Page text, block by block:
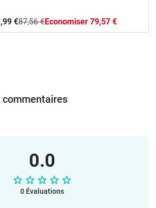
pack permet de travailler :Le
vocabulaire des organes : noms,
sont fournis en PDF et
en classe !L’équipe vlamingo
€87,56 €Economiser 79,57 €
0.0
0 Évaluations